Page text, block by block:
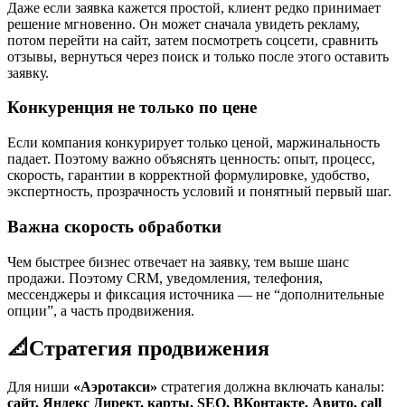
Даже если заявка кажется простой, клиент редко принимает
решение мгновенно. Он может сначала увидеть рекламу,
потом перейти на сайт, затем посмотреть соцсети, сравнить
отзывы, вернуться через поиск и только после этого оставить
заявку.
Конкуренция не только по цене
Если компания конкурирует только ценой, маржинальность
падает. Поэтому важно объяснять ценность: опыт, процесс,
скорость, гарантии в корректной формулировке, удобство,
экспертность, прозрачность условий и понятный первый шаг.
Важна скорость обработки
Чем быстрее бизнес отвечает на заявку, тем выше шанс
продажи. Поэтому CRM, уведомления, телефония,
мессенджеры и фиксация источника — не “дополнительные
опции”, а часть продвижения.
📐Стратегия продвижения
Для ниши «Аэротакси» стратегия должна включать каналы:
сайт, Яндекс Директ, карты, SEO, ВКонтакте, Авито, call